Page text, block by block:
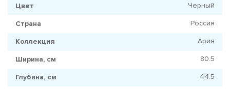
Цвет Черный
Страна Россия
Коллекция Ария
Ширина, см 80.5
Глубина, см 44.5